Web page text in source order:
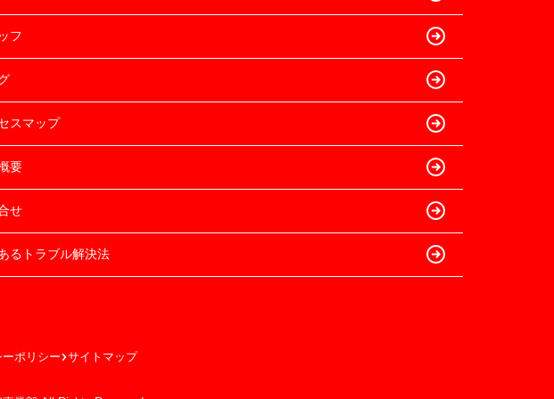
フ
スマップ
要
せ
るトラブル解決法
ポリシー サイトマップ